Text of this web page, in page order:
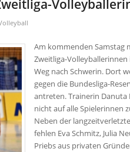
Am kommenden Samstag
Zweitliga-
Weg nach Schwerin. Dort
gegen die Bundesliga-
antreten. Trainerin
nicht auf alle Spielerinnen
Neben der
fehlen Eva Schmitz, Julia
Priebs aus privaten